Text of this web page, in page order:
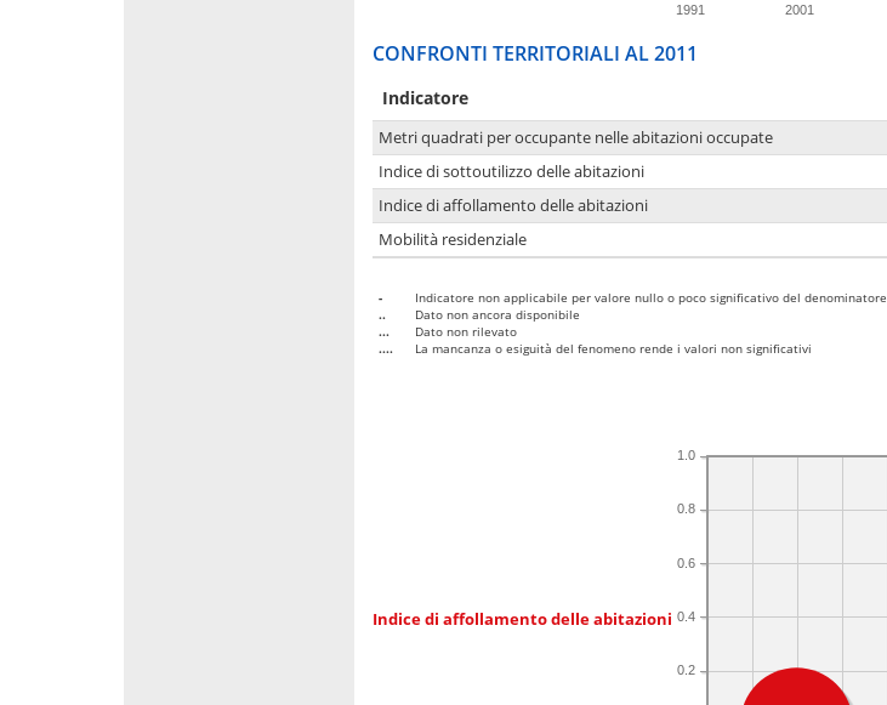
1991 2001
CONFRONTI TERRITORIALI AL 2011
Indicatore
Metri quadrati per occupante nelle abitazioni occupate
Indice di sottoutilizzo delle abitazioni
Indice di affollamento delle abitazioni
Mobilità residenziale
-
Indicatore non applicabile per valore nullo o poco significativo del denominatore
..
Dato non ancora disponibile
...
Dato non rilevato
....
La mancanza o esiguità del fenomeno rende i valori non significativi
Indice di affollamento delle abitazioni
0.2
0.4
0.6
0.8
1.0